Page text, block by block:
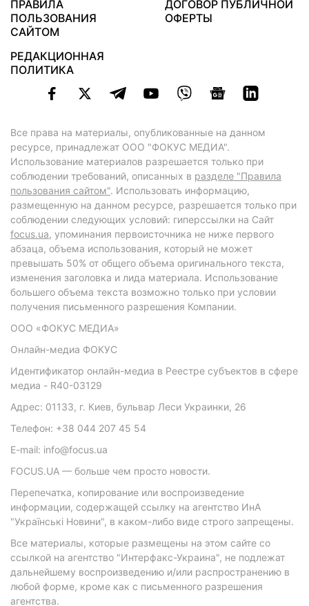
ПРАВИЛА
ПОЛЬЗОВАНИЯ
САЙТОМ
ДОГОВОР ПУБЛИЧНОЙ
ОФЕРТЫ
РЕДАКЦИОННАЯ
ПОЛИТИКА
Все права на материалы, опубликованные на данном
ресурсе, принадлежат ООО "ФОКУС МЕДИА".
Использование материалов разрешается только при
соблюдении требований, описанных в разделе "Правила
пользования сайтом". Использовать информацию,
размещенную на данном ресурсе, разрешается только при
соблюдении следующих условий: гиперссылки на Сайт
focus.ua, упоминания первоисточника не ниже первого
абзаца, объема использования, который не может
превышать 50% от общего объема оригинального текста,
изменения заголовка и лида материала. Использование
большего объема текста возможно только при условии
получения письменного разрешения Компании.
ООО «ФОКУС МЕДИА»
Онлайн-медиа ФОКУС
Идентификатор онлайн-медиа в Реестре субъектов в сфере
медиа - R40-03129
Адрес: 01133, г. Киев, бульвар Леси Украинки, 26
Телефон: +38 044 207 45 54
E-mail: info@focus.ua
FOCUS.UA — больше чем просто новости.
Перепечатка, копирование или воспроизведение
информации, содержащей ссылку на агентство ИнА
"Українські Новини", в каком-либо виде строго запрещены.
Все материалы, которые размещены на этом сайте со
ссылкой на агентство "Интерфакс-Украина", не подлежат
дальнейшему воспроизведению и/или распространению в
любой форме, кроме как с письменного разрешения
агентства.